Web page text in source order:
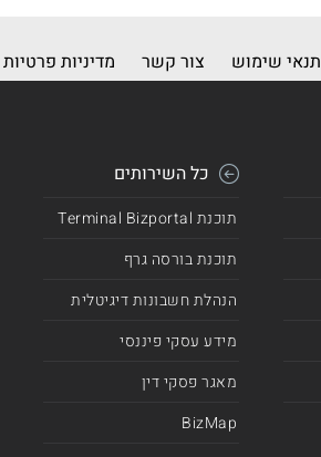
תנאי שימוש צור קשר מדיניות פרטיות
כל השירותים
תוכנת Terminal Bizportal
תוכנת בורסה גרף
הנהלת חשבונות דיגיטלית
מידע עסקי פיננסי
מאגר פסקי דין
BizMap